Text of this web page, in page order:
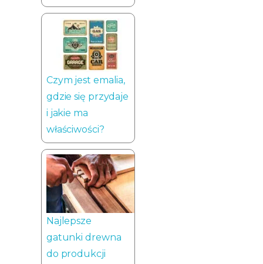
Czym jest emalia,
gdzie się przydaje
i jakie ma
właściwości?
Najlepsze
gatunki drewna
do produkcji